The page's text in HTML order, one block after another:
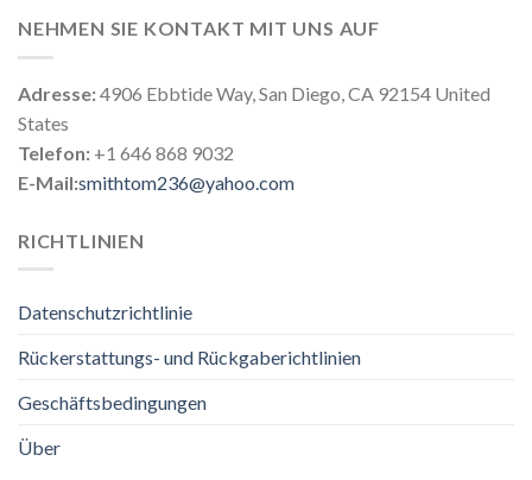
NEHMEN SIE KONTAKT MIT UNS AUF
Adresse:4906 Ebbtide Way, San Diego, CA 92154 United
States
Telefon: +1 646 868 9032
E-Mail:smithtom236@yahoo.com
RICHTLINIEN
Datenschutzrichtlinie
Rückerstattungs- und Rückgaberichtlinien
Geschäftsbedingungen
Über